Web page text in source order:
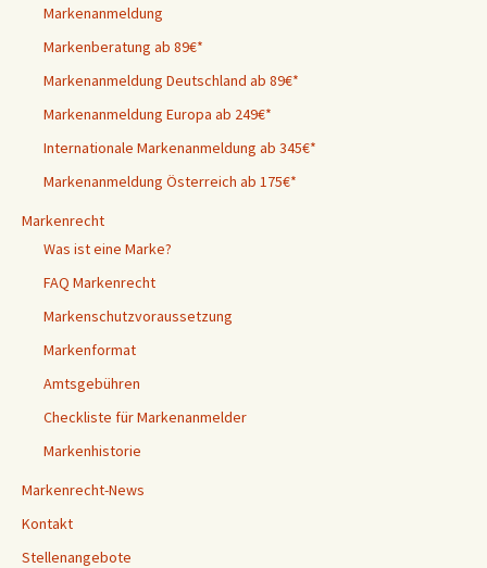
Markenanmeldung
Markenberatung ab 89€*
Markenanmeldung Deutschland ab 89€*
Markenanmeldung Europa ab 249€*
Internationale Markenanmeldung ab 345€*
Markenanmeldung Österreich ab 175€*
Markenrecht
Was ist eine Marke?
FAQ Markenrecht
Markenschutzvoraussetzung
Markenformat
Amtsgebühren
Checkliste für Markenanmelder
Markenhistorie
Markenrecht-News
Kontakt
Stellenangebote